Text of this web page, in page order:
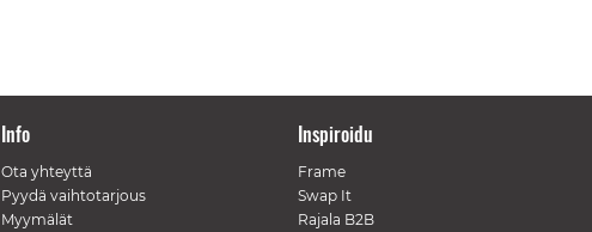
Info
Ota yhteyttä
Pyydä vaihtotarjous
Myymälät
Inspiroidu
Frame
Swap It
Rajala B2B